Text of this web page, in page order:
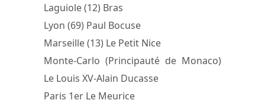
Laguiole (12) Bras
Lyon (69) Paul Bocuse
Marseille (13) Le Petit Nice
Monte-Carlo (Principauté de Monaco)
Le Louis XV-Alain Ducasse
Paris 1er Le Meurice